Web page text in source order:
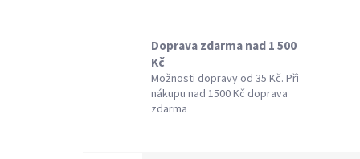
Doprava zdarma nad 1 500
Kč
Možnosti dopravy od 35 Kč. Při
nákupu nad 1500 Kč doprava
zdarma